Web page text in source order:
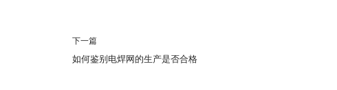
下一篇
如何鉴别电焊网的生产是否合格